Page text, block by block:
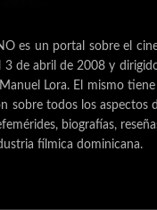
es un portal sobre el
3 de abril de 2008 y
Lora. El mismo
sobre todos los aspectos
biografías,
fílmica dominicana.